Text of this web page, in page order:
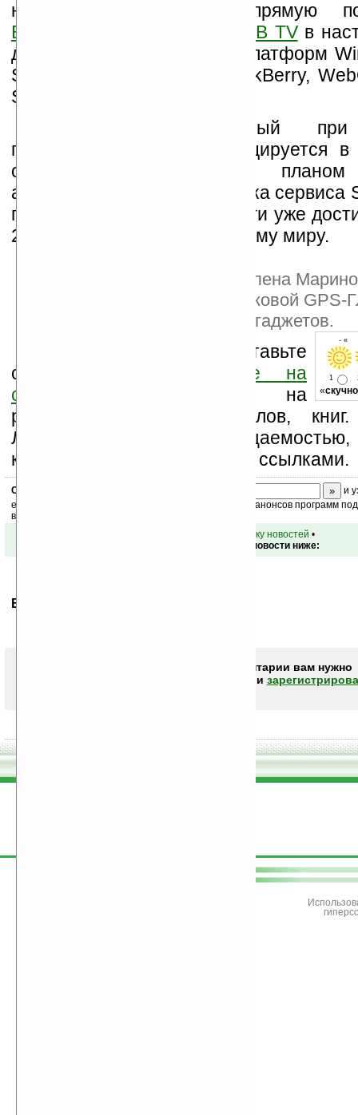
на базе SPB TV напрямую
Бесплатное приложение SPB TVв
доступно для мобильных платформ
Symbian, iOS, Android, BlackBerry,
Samsung bada.
Трафик, затрачиваемый
потокового видео, тарифицируется в
операторским тарифным планом
абонента. С момента запуска сервиса
году абонентская база услуги уже
2 млн. пользователей по всему миру.
Информация предоставлена
экспертом рынка спутниковой
навигации и мобильных гаджетов.
- «
1
«скучно
Оцените новость и оставьте
свой комментарий
ниже на
странице
на
рассылку новостей, файлов,
Ладошки своей
коммерческой информации, ссылками.
Скоро
и
ежедневный или еженедельный дайджест новостей, анонсов программ
ваш почтовый ящик.
вернуться к списку новостей •
Обсуждение этой новости ниже:
Ваше мнение будет первым.
Чтобы писать комментарии вам нужно
или